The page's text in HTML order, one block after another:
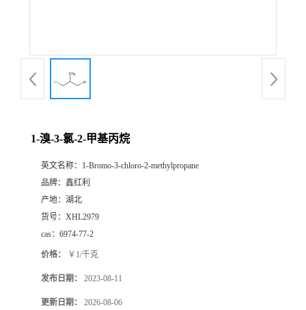
1-溴-3-氯-2-甲基丙烷
英文名称： 1-Bromo-3-chloro-2-methylpropane
品牌： 鑫红利
产地： 湖北
货号： XHL2979
cas： 6974-77-2
价格： ￥1/千克
发布日期： 2023-08-11
更新日期： 2026-08-06